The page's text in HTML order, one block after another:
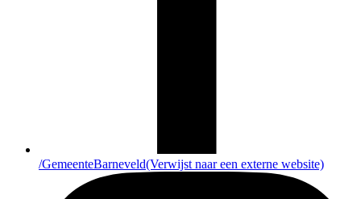
/GemeenteBarneveld(Verwijst naar een externe website)